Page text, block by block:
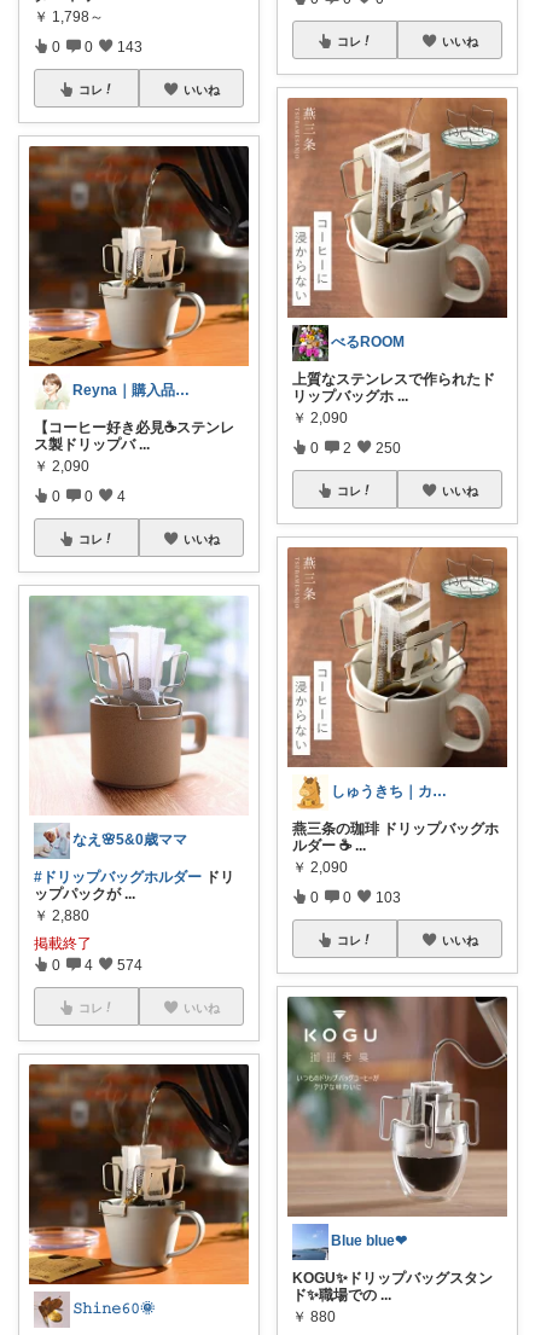
￥ 1,798～
0 0 143
コレ いいね
Reyna｜購入品は徹底レビュー🍀
【コーヒー好き必見☕ステンレ
ス製ドリップバ ...
￥ 2,090
0 0 4
コレ いいね
なえ🌸5&0歳ママ
#ドリップバッグホルダー ドリ
ップパックが ...
￥ 2,880
掲載終了
0 4 574
コレ いいね
𝚂𝚑𝚒𝚗𝚎𝟼𝟶🌞
コレ いいね
べるROOM
上質なステンレスで作られたド
リップバッグホ ...
￥ 2,090
0 2 250
コレ いいね
しゅうきち｜カフェ☕と暮らし🍀
燕三条の珈琲 ドリップバッグホ
ルダー ☕...
￥ 2,090
0 0 103
コレ いいね
Blue blue❤︎
KOGU✨ドリップバッグスタン
ド✨職場での ...
￥ 880